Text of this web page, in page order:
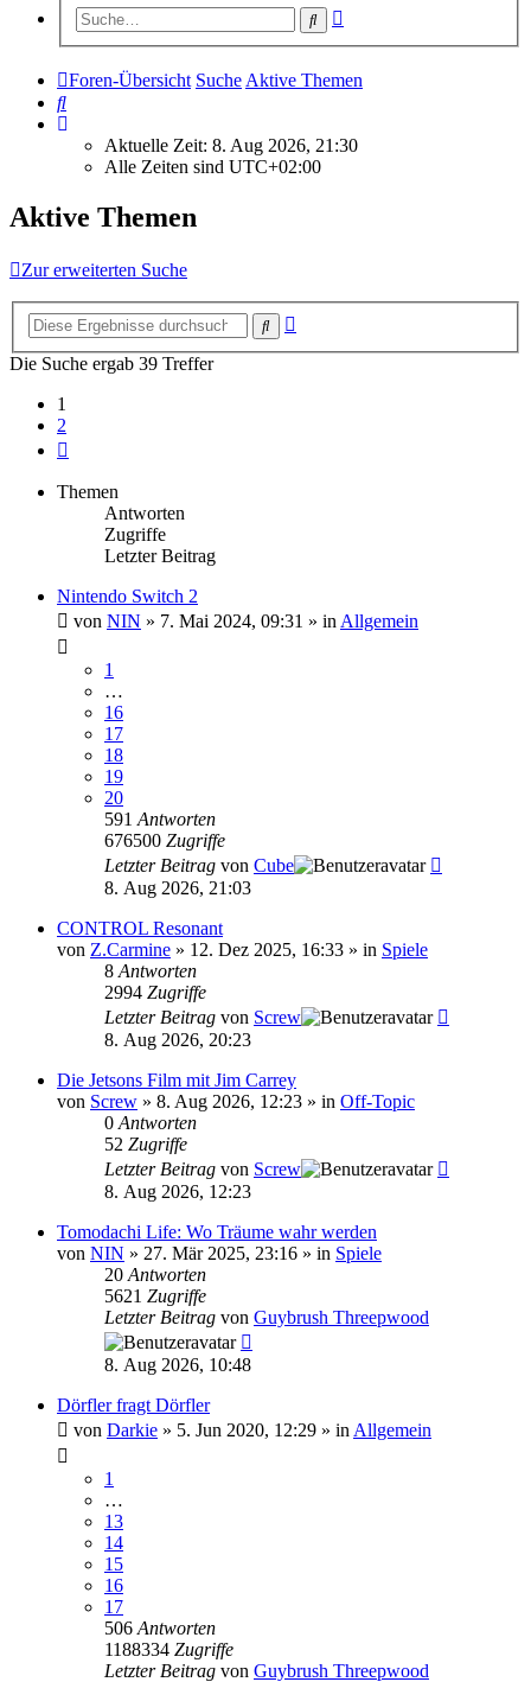
Suche
Foren-Übersicht Suche Aktive Themen
Suche
Aktuelle Zeit: 8. Aug 2026, 21:30
Alle Zeiten sind UTC+02:00
Aktive Themen
Zur erweiterten Suche
Suche
Die Suche ergab 39 Treffer
1
2
Themen
Antworten
Zugriffe
Letzter Beitrag
Nintendo Switch 2
von NIN » 7. Mai 2024, 09:31 » in Allgemein
1
…
16
17
18
19
20
591 Antworten
676500 Zugriffe
Letzter Beitrag von Cube
8. Aug 2026, 21:03
CONTROL Resonant
von Z.Carmine » 12. Dez 2025, 16:33 » in Spiele
8 Antworten
2994 Zugriffe
Letzter Beitrag von Screw
8. Aug 2026, 20:23
Die Jetsons Film mit Jim Carrey
von Screw » 8. Aug 2026, 12:23 » in Off-Topic
0 Antworten
52 Zugriffe
Letzter Beitrag von Screw
8. Aug 2026, 12:23
Tomodachi Life: Wo Träume wahr werden
von NIN » 27. Mär 2025, 23:16 » in Spiele
20 Antworten
5621 Zugriffe
Letzter Beitrag von Guybrush Threepwood
8. Aug 2026, 10:48
Dörfler fragt Dörfler
von Darkie » 5. Jun 2020, 12:29 » in Allgemein
1
…
13
14
15
16
17
506 Antworten
1188334 Zugriffe
Letzter Beitrag von Guybrush Threepwood